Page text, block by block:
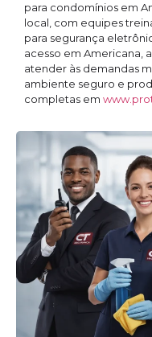
para condomínios em
local, com equipes
para segurança
acesso em Americana,
atender às demandas
ambiente seguro e
completas em